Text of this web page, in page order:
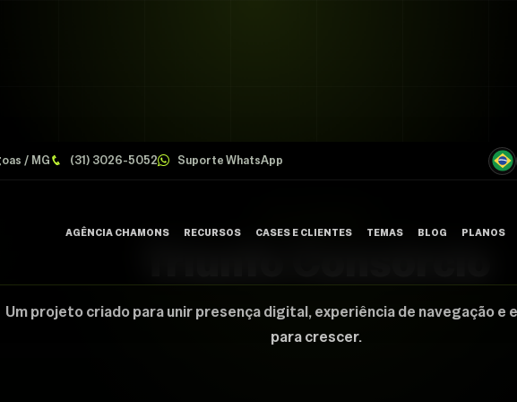
/ MG (31) 3026-5052 Suporte WhatsApp
AGÊNCIA CHAMONS RECURSOS CASES E CLIENTES TEMAS BLOG PLANOS
FALE
Um projeto criado para unir presença digital, experiência de navegação
para crescer.